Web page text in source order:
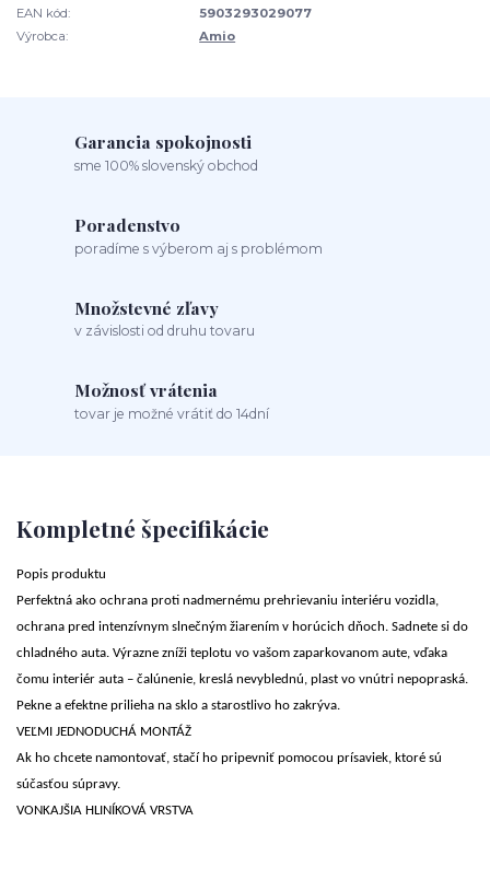
EAN kód:
5903293029077
Výrobca:
Amio
Garancia spokojnosti
sme 100% slovenský obchod
Poradenstvo
poradíme s výberom aj s problémom
Množstevné zľavy
v závislosti od druhu tovaru
Možnosť vrátenia
tovar je možné vrátiť do 14dní
Kompletné špecifikácie
Popis produktu
Perfektná ako ochrana proti nadmernému prehrievaniu interiéru vozidla,
ochrana pred intenzívnym slnečným žiarením v horúcich dňoch. Sadnete si do
chladného auta. Výrazne zníži teplotu vo vašom zaparkovanom aute, vďaka
čomu interiér auta – čalúnenie, kreslá nevyblednú, plast vo vnútri nepopraská.
Pekne a efektne prilieha na sklo a starostlivo ho zakrýva.
VEĽMI JEDNODUCHÁ MONTÁŽ
Ak ho chcete namontovať, stačí ho pripevniť pomocou prísaviek, ktoré sú
súčasťou súpravy.
VONKAJŠIA HLINÍKOVÁ VRSTVA